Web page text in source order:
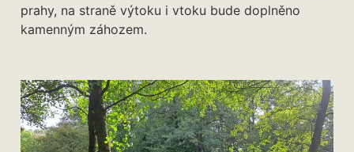
prahy, na straně výtoku i vtoku bude doplněno
kamenným záhozem.